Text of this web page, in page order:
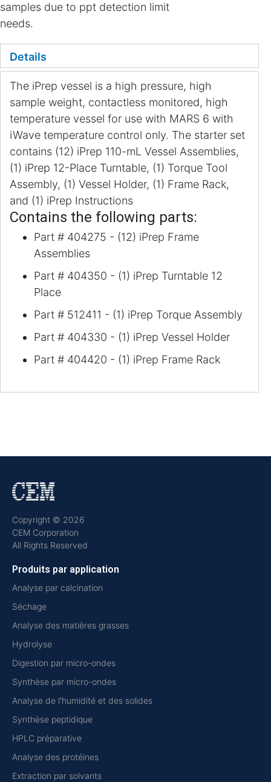
samples due to ppt detection limit
needs.
Details
The iPrep vessel is a high pressure, high
sample weight, contactless monitored, high
temperature vessel for use with MARS 6 with
iWave temperature control only. The starter set
contains (12) iPrep 110-mL Vessel Assemblies,
(1) iPrep 12-Place Turntable, (1) Torque Tool
Assembly, (1) Vessel Holder, (1) Frame Rack,
and (1) iPrep Instructions
Contains the following parts:
Part # 404275 - (12) iPrep Frame
Assemblies
Part # 404350 - (1) iPrep Turntable 12
Place
Part # 512411 - (1) iPrep Torque Assembly
Part # 404330 - (1) iPrep Vessel Holder
Part # 404420 - (1) iPrep Frame Rack
Copyright © 2026
CEM Corporation
All Rights Reserved
Produits par application
Analyse par calcination
Séchage
Analyse des matières grasses
Hydrolyse
Digestion par micro-ondes
Synthèse par micro-ondes
Analyse de l'humidité et des solides
Synthèse peptidique
HPLC préparative
Analyse des protéines
Extraction par solvants